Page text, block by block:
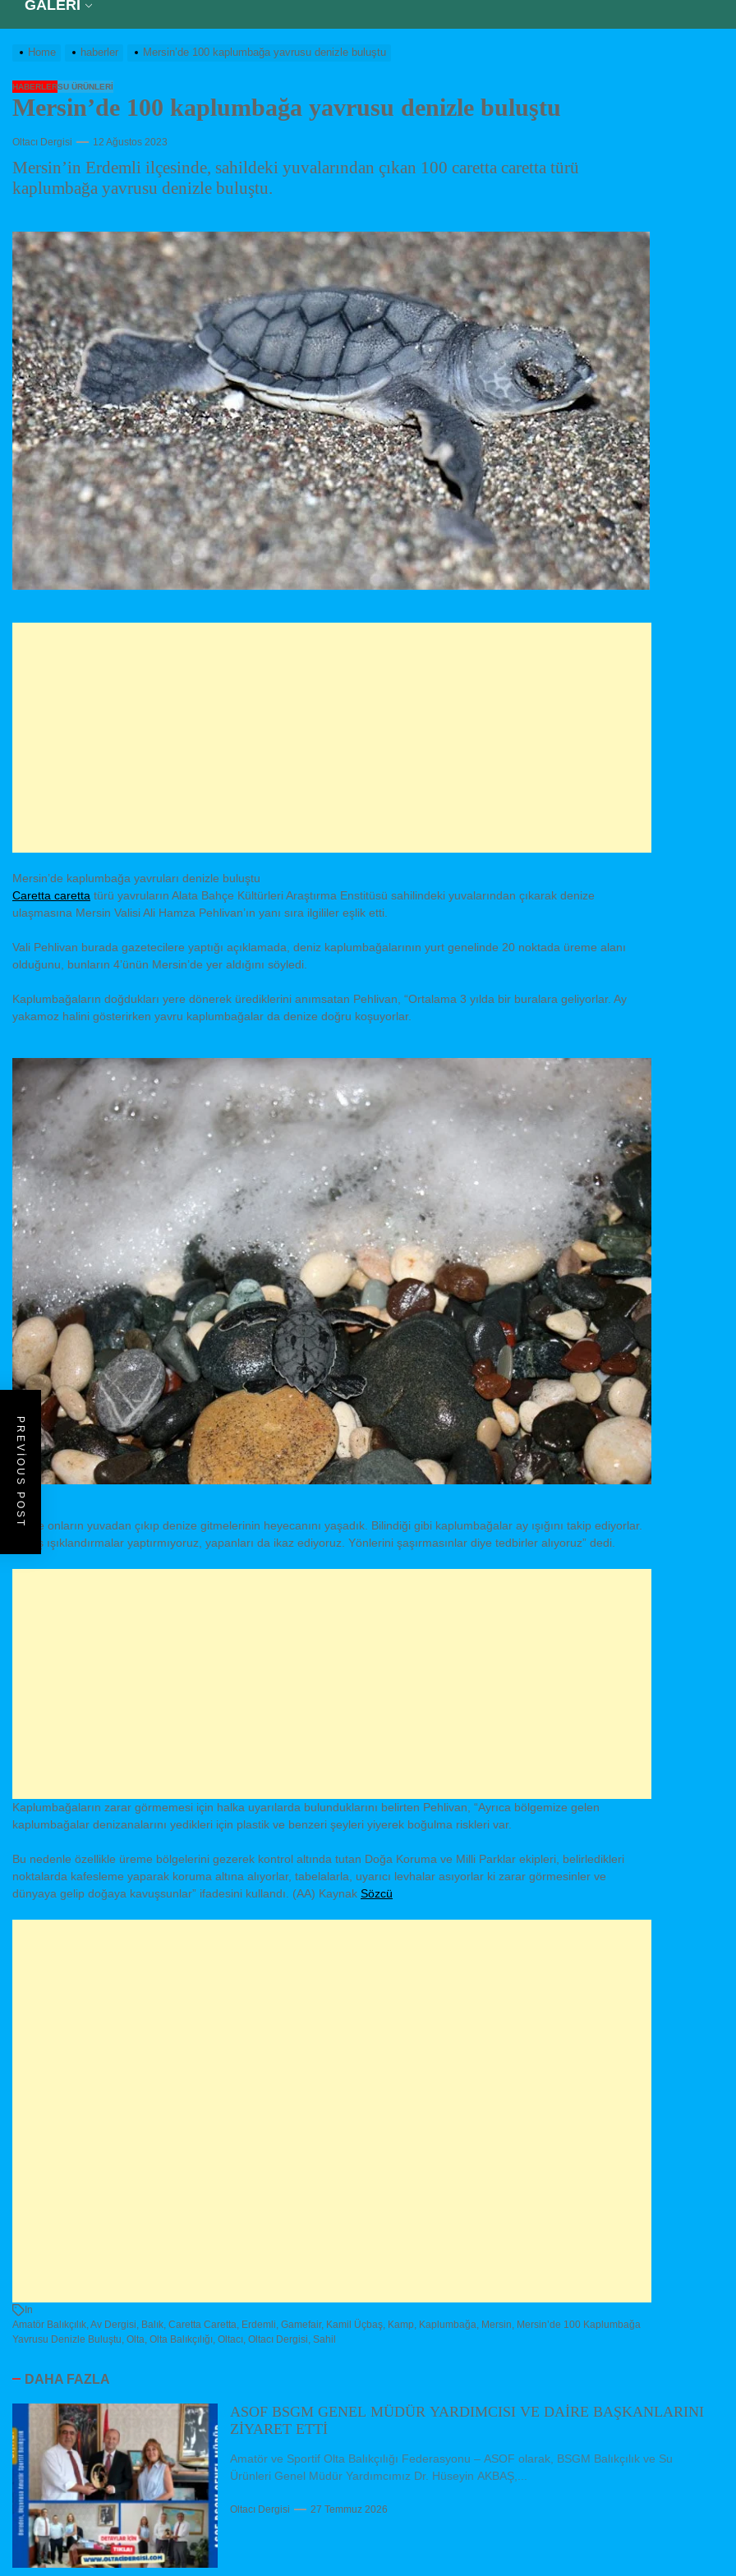
GALERİ
Home haberler Mersin’de 100 kaplumbağa yavrusu denizle buluştu
HABERLERSU ÜRÜNLERI
Mersin’de 100 kaplumbağa yavrusu denizle buluştu
Oltacı Dergisi 12 Ağustos 2023
Mersin’in Erdemli ilçesinde, sahildeki yuvalarından çıkan 100 caretta caretta türü
kaplumbağa yavrusu denizle buluştu.
Mersin’de kaplumbağa yavruları denizle buluştu
Caretta caretta türü yavruların Alata Bahçe Kültürleri Araştırma Enstitüsü sahilindeki yuvalarından çıkarak denize
ulaşmasına Mersin Valisi Ali Hamza Pehlivan’ın yanı sıra ilgililer eşlik etti.
Vali Pehlivan burada gazetecilere yaptığı açıklamada, deniz kaplumbağalarının yurt genelinde 20 noktada üreme alanı
olduğunu, bunların 4’ünün Mersin’de yer aldığını söyledi.
Kaplumbağaların doğdukları yere dönerek ürediklerini anımsatan Pehlivan, “Ortalama 3 yılda bir buralara geliyorlar. Ay
yakamoz halini gösterirken yavru kaplumbağalar da denize doğru koşuyorlar.
Biz de onların yuvadan çıkıp denize gitmelerinin heyecanını yaşadık. Bilindiği gibi kaplumbağalar ay ışığını takip ediyorlar.
Yanlış ışıklandırmalar yaptırmıyoruz, yapanları da ikaz ediyoruz. Yönlerini şaşırmasınlar diye tedbirler alıyoruz” dedi.
Kaplumbağaların zarar görmemesi için halka uyarılarda bulunduklarını belirten Pehlivan, “Ayrıca bölgemize gelen
kaplumbağalar denizanalarını yedikleri için plastik ve benzeri şeyleri yiyerek boğulma riskleri var.
Bu nedenle özellikle üreme bölgelerini gezerek kontrol altında tutan Doğa Koruma ve Milli Parklar ekipleri, belirledikleri
noktalarda kafesleme yaparak koruma altına alıyorlar, tabelalarla, uyarıcı levhalar asıyorlar ki zarar görmesinler ve
dünyaya gelip doğaya kavuşsunlar” ifadesini kullandı. (AA) Kaynak Sözcü
In
Amatör Balıkçılık,Av Dergisi, Balık, Caretta Caretta, Erdemli, Gamefair, Kamil Üçbaş, Kamp, Kaplumbağa, Mersin, Mersin’de 100 Kaplumbağa
Yavrusu Denizle Buluştu, Olta, Olta Balıkçılığı, Oltacı, Oltacı Dergisi, Sahil
PREVIOUS POST
DAHA FAZLA
ASOF BSGM GENEL MÜDÜR YARDIMCISI VE DAİRE BAŞKANLARINI
ZİYARET ETTİ
Amatör ve Sportif Olta Balıkçılığı Federasyonu – ASOF olarak, BSGM Balıkçılık ve Su
Ürünleri Genel Müdür Yardımcımız Dr. Hüseyin AKBAŞ,...
Oltacı Dergisi 27 Temmuz 2026